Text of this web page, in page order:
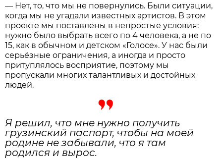
— Нет, то, что мы не повернулись. Были ситуации,
когда мы не угадали известных артистов. В этом
проекте мы поставлены в непростые условия:
нужно было выбрать всего по 4 человека, а не по
15, как в обычном и детском «Голосе». У нас были
серьёзные ограничения, а иногда и просто
притуплялось восприятие, поэтому мы
пропускали многих талантливых и достойных
людей.
Я решил, что мне нужно получить
грузинский паспорт, чтобы на моей
родине не забывали, что я там
родился и вырос.